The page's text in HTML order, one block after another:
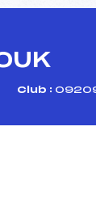
Club : 09209